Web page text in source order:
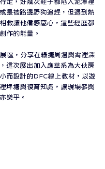
走，好幾次鞋子都陷入泥濘裡
是被路邊野狗追趕，但遇到熱
救讓他備感窩心，這些經歷都
作的能量。
區，分享在綠捷周邊與霄裡深
這次展出加入應華系為大伙房
而設計的DFC線上教材，以遊
埤塘與復育知識，讓現場參與
樂乎。